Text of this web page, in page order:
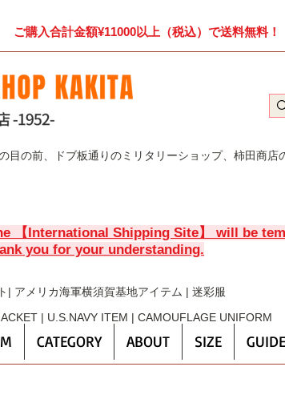
ご購入合計金額¥11000以上（税込）で送料無料！
目の前、ドブ板通りのミリタリーショップ、柿田商店
【International Shipping Site】 will be
you for your understanding.
| アメリカ海軍横須賀基地アイテム | 迷彩服
| U.S.NAVY ITEM | CAMOUFLAGE UNIFORM
CATEGORY ABOUT SIZE GUIDE